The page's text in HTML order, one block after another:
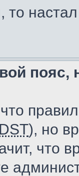
то
пояс,
DST), но
что